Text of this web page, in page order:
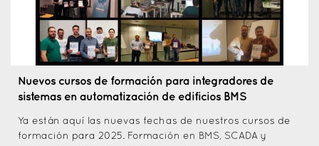
Nuevos cursos de formación para integradores de
sistemas en automatización de edificios BMS
Ya están aquí las nuevas fechas de nuestros cursos de
formación para 2025. Formación en BMS, SCADA y